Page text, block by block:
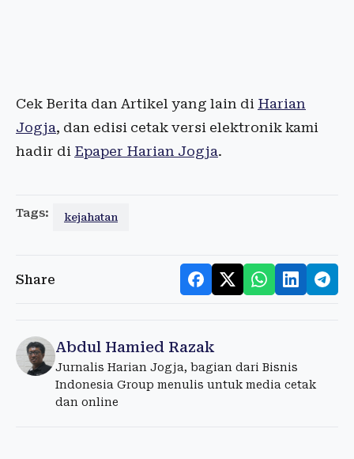
Cek Berita dan Artikel yang lain di Harian
Jogja, dan edisi cetak versi elektronik kami
hadir di Epaper Harian Jogja.
Tags: kejahatan
Share
Abdul Hamied Razak
Jurnalis Harian Jogja, bagian dari Bisnis
Indonesia Group menulis untuk media cetak
dan online